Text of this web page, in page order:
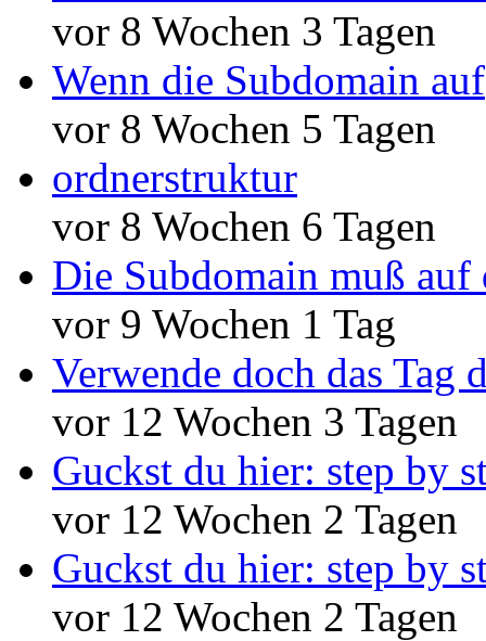
vor 8 Wochen 3 Tagen
Wenn die Subdomain auf
vor 8 Wochen 5 Tagen
ordnerstruktur
vor 8 Wochen 6 Tagen
Die Subdomain muß auf
vor 9 Wochen 1 Tag
Verwende doch das Tag
vor 12 Wochen 3 Tagen
Guckst du hier: step by
vor 12 Wochen 2 Tagen
Guckst du hier: step by
vor 12 Wochen 2 Tagen